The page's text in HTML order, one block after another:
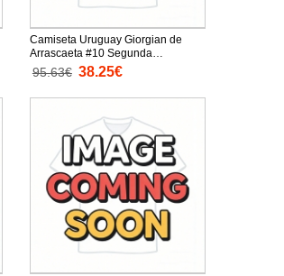
Camiseta Uruguay Giorgian de
Arrascaeta #10 Segunda
Equipación Replica Mundial 2026
mangas cortas
95.63€ 38.25€